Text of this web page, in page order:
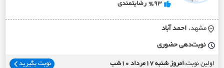
%93 رضایتمندی
مشهد، احمد آباد
نوبت‌دهی حضوری
اولین نوبت:امروز شنبه 17مرداد 10شب نوبت بگیرید